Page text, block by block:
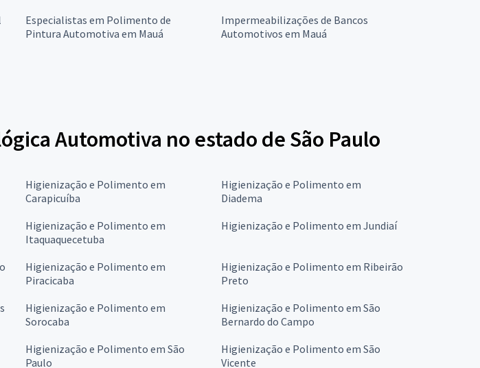
Especialistas em Polimento de
Pintura Automotiva em Mauá
Impermeabilizações de Bancos
Automotivos em Mauá
Automotiva no estado de São Paulo
Higienização e Polimento em
Carapicuíba
Higienização e Polimento em
Diadema
Higienização e Polimento em
Itaquaquecetuba
Higienização e Polimento em Jundiaí
Higienização e Polimento em
Piracicaba
Higienização e Polimento em Ribeirão
Preto
Higienização e Polimento em
Sorocaba
Higienização e Polimento em São
Bernardo do Campo
Higienização e Polimento em São
Paulo
Higienização e Polimento em São
Vicente